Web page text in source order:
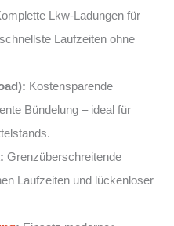
Lkw-Ladungen für
Laufzeiten ohne
Kostensparende
Bündelung – ideal für
Grenzüberschreitende
Laufzeiten und lückenloser